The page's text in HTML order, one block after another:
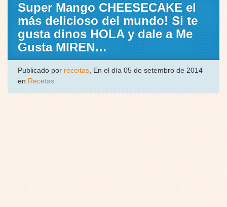
Super Mango CHEESECAKE el
más delicioso del mundo! Si te
gusta dinos HOLA y dale a Me
Gusta MIREN…
Publicado por receitas, En el día 05 de setembro de 2014
en Recetas